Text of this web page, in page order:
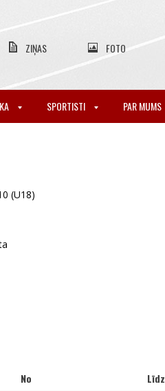
ZIŅAS FOTO
SPORTISTI PAR MUMS
(U18)
No Līdz